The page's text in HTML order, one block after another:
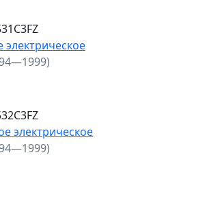
электрическое
электрическое